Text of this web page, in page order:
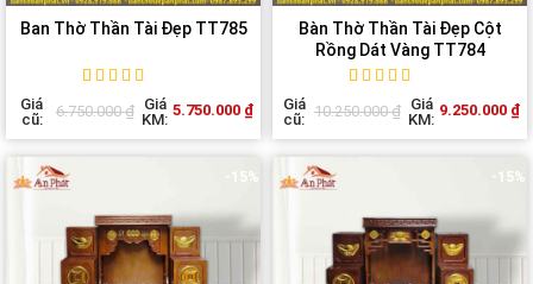
Ban Thờ Thần Tài Đẹp TT785
5 out of
5 based on
Giá
cũ:
6.750.000₫
Giá
KM:
5.750.000 ₫
Bàn Thờ Thần Tài Đẹp Cột
Rồng Dát Vàng TT784
5 out of
5 based on
Giá
cũ: 10.250.000₫
Giá
KM:
9.250.000 ₫
-15% -15%